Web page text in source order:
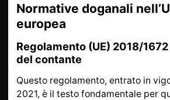
Normative doganali
europea
Regolamento (UE) 2018/
del contante
Questo regolamento, entrato in
2021, è il testo fondamentale per